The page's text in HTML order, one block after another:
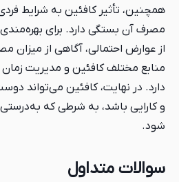
همچنین، تأثیر کافئین به شرایط
مصرف آن بستگی دارد. برای بهره‌مندی
از عوارض احتمالی، آگاهی از
منابع مختلف کافئین و مدیریت
دارد. در نهایت، کافئین می‌تواند
و کارایی باشد، به شرطی که
شود.
سوالات متداول